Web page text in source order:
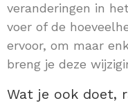
veranderingen in
voer of de
ervoor, om maar
breng je deze
Wat je ook doet,